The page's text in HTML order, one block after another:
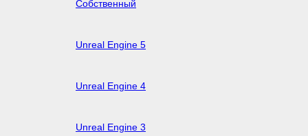
Собственный
Unreal Engine 5
Unreal Engine 4
Unreal Engine 3